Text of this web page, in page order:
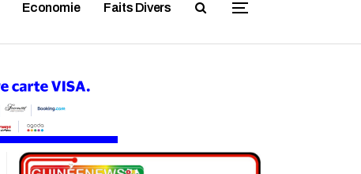
Economie Faits Divers